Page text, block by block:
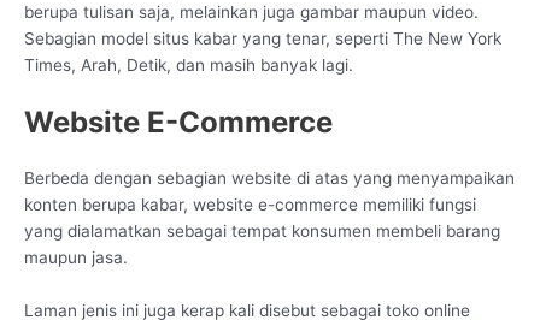
berupa tulisan saja, melainkan juga gambar maupun video.
Sebagian model situs kabar yang tenar, seperti The New York
Times, Arah, Detik, dan masih banyak lagi.
Website E-Commerce
Berbeda dengan sebagian website di atas yang menyampaikan
konten berupa kabar, website e-commerce memiliki fungsi
yang dialamatkan sebagai tempat konsumen membeli barang
maupun jasa.
Laman jenis ini juga kerap kali disebut sebagai toko online